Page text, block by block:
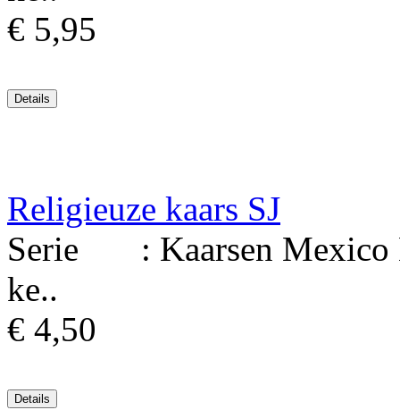
€ 5,95
Religieuze kaars SJ
Serie : Kaarsen Mexico
ke..
€ 4,50